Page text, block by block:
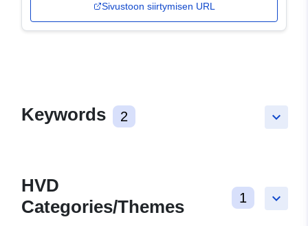
Sivustoon siirtymisen URL
keyboard_arrow_down
Keywords 2
keyboard_arrow_down
HVD
Categories/Themes
1